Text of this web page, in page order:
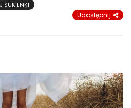
SUKIENKI
Udostępnij